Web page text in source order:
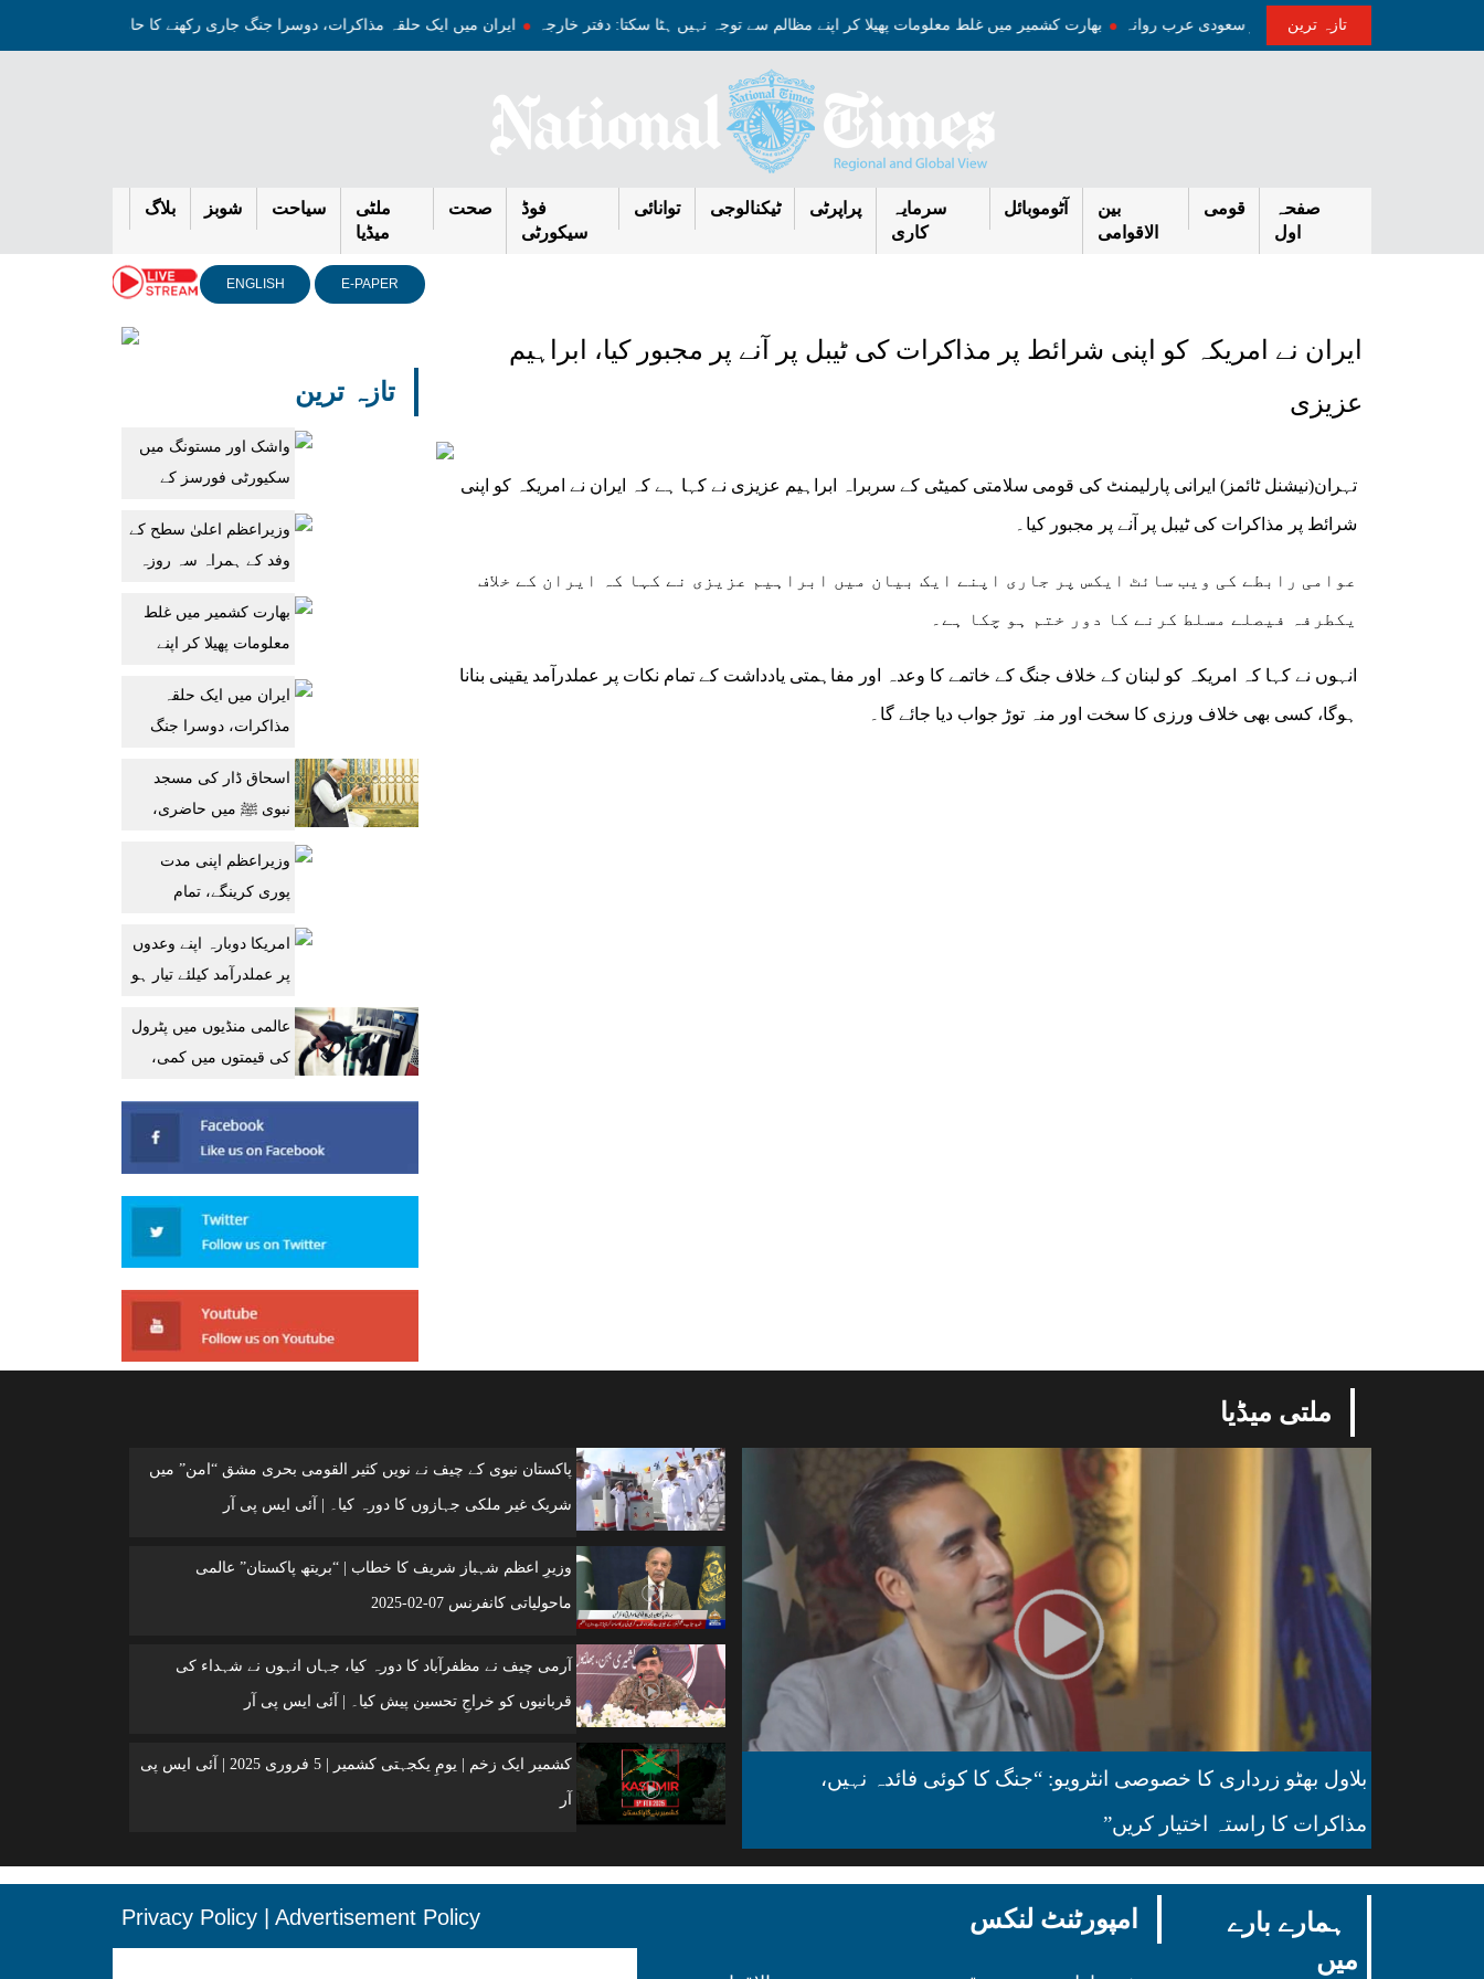
تازہ ترین
کے وفد کے ہمراہ سہ روزہ دورہ پر سعودی عرب روانہ بھارت کشمیر میں غلط معلومات پھیلا کر اپنے مظالم سے توجہ نہیں ہٹا سکتا: دفتر خارجہ ایران میں ایک حلقہ مذاکرات، دوسرا جنگ جاری رکھنے کا حامی ہے: جے ڈی
صفحہ
اول
قومی
بین
الاقوامی
آٹوموبائل
سرمایہ
کاری
پراپرٹی ٹیکنالوجی توانائی
فوڈ
سیکورٹی
صحت
ملٹی
میڈیا
سیاحت شوبز بلاگ
E-PAPER
ENGLISH
ایران نے امریکہ کو اپنی شرائط پر مذاکرات کی ٹیبل پر آنے پر مجبور کیا، ابراہیم
عزیزی
تہران(نیشنل ٹائمز) ایرانی پارلیمنٹ کی قومی سلامتی کمیٹی کے سربراہ ابراہیم عزیزی نے کہا ہے کہ ایران نے امریکہ کو اپنی
شرائط پر مذاکرات کی ٹیبل پر آنے پر مجبور کیا۔
عوامی رابطے کی ویب سائٹ ایکس پر جاری اپنے ایک بیان میں ابراہیم عزیزی نے کہا کہ ایران کے خلاف
یکطرفہ فیصلے مسلط کرنے کا دور ختم ہو چکا ہے۔
انہوں نے کہا کہ امریکہ کو لبنان کے خلاف جنگ کے خاتمے کا وعدہ اور مفاہمتی یادداشت کے تمام نکات پر عملدرآمد یقینی بنانا
ہوگا، کسی بھی خلاف ورزی کا سخت اور منہ توڑ جواب دیا جائے گا۔
تازہ ترین
واشک اور مستونگ میں
سکیورٹی فورسز کے
جہنم واصل
وزیراعظم اعلیٰ سطح کے
وفد کے ہمراہ سہ روزہ
روانہ
بھارت کشمیر میں غلط
معلومات پھیلا کر اپنے
سکتا: دفتر خارجہ
ایران میں ایک حلقہ
مذاکرات، دوسرا جنگ
جے ڈی وینس
اسحاق ڈار کی مسجد
نبوی ﷺ میں حاضری،
دعا
وزیراعظم اپنی مدت
پوری کرینگے، تمام
آڈٹ کرایا جائے: محسن
نقوی
امریکا دوبارہ اپنے وعدوں
پر عملدرآمد کیلئے تیار ہو
عالمی منڈیوں میں پٹرول
کی قیمتوں میں کمی،
ملتی میڈیا
بلاول بھٹو زرداری کا خصوصی انٹرویو: “جنگ کا کوئی فائدہ نہیں،
مذاکرات کا راستہ اختیار کریں”
پاکستان نیوی کے چیف نے نویں کثیر القومی بحری مشق “امن” میں
شریک غیر ملکی جہازوں کا دورہ کیا۔ | آئی ایس پی آر
وزیرِ اعظم شہباز شریف کا خطاب | “بریتھ پاکستان” عالمی
ماحولیاتی کانفرنس 07-02-2025
آرمی چیف نے مظفرآباد کا دورہ کیا، جہاں انہوں نے شہداء کی
قربانیوں کو خراجِ تحسین پیش کیا۔ | آئی ایس پی آر
کشمیر ایک زخم | یومِ یکجہتی کشمیر | 5 فروری 2025 | آئی ایس پی
آر
ہمارے بارے
میں
امپورٹنٹ لنکس Privacy Policy Advertisement Policy